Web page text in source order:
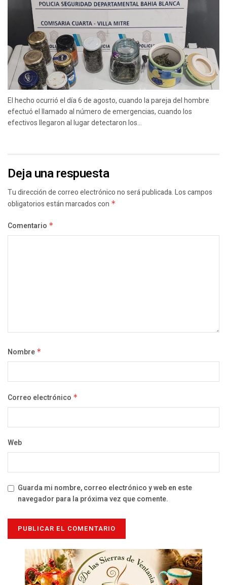
El hecho ocurrió el día 6 de agosto, cuando la pareja del hombre
efectuó el llamado al número de emergencias, cuando los
efectivos llegaron al lugar detectaron los...
Deja una respuesta
Tu dirección de correo electrónico no será publicada.Los campos
obligatorios están marcados con *
Comentario *
Nombre *
Correo electrónico *
Web
Guarda mi nombre, correo electrónico y web en este
navegador para la próxima vez que comente.